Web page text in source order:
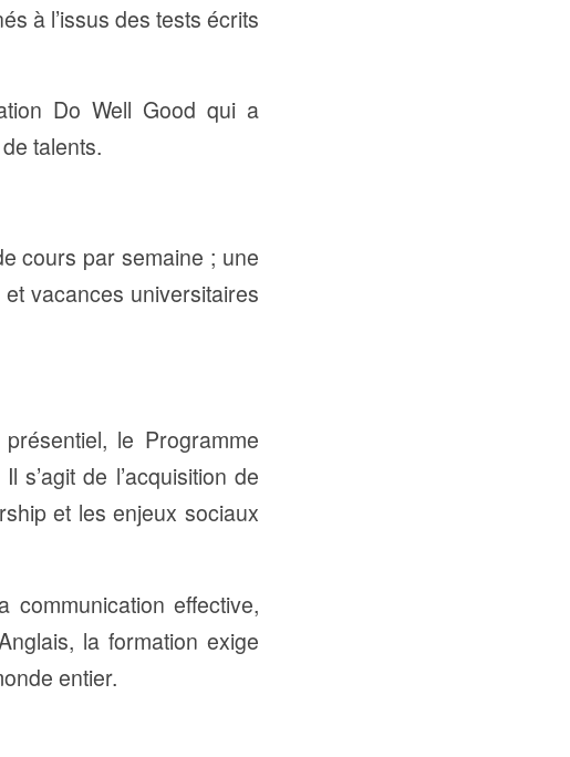
à l’issus des tests écrits
Do Well Good qui a
talents.
cours par semaine ; une
vacances universitaires
le Programme
s’agit de l’acquisition de
et les enjeux sociaux
effective,
la formation exige
entier.